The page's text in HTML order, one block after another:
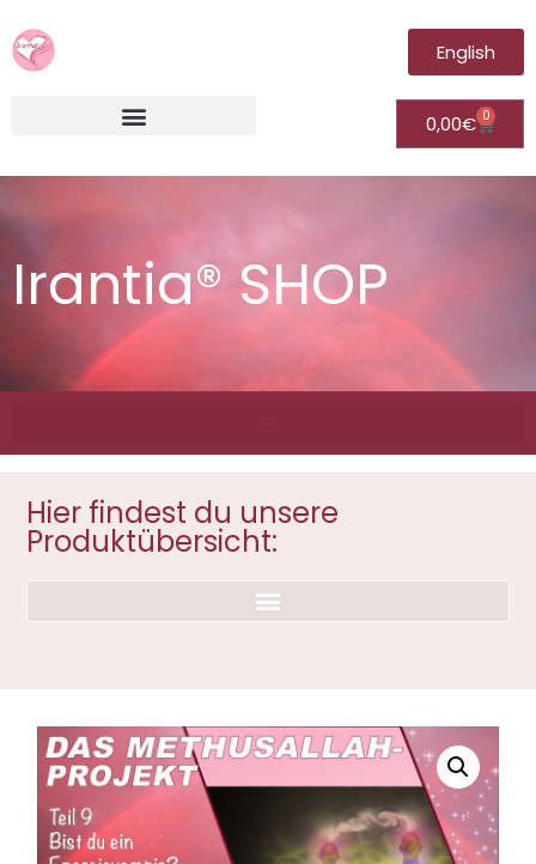
English
0,00€ 0
Irantia® SHOP
Hier findest du unsere
Produktübersicht: